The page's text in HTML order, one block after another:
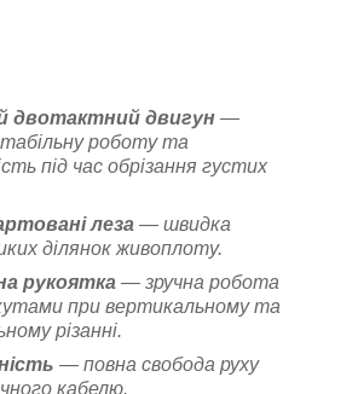
двотактний двигун —
роботу та
під час обрізання густих
леза — швидка
ділянок живоплоту.
рукоятка — зручна робота
при вертикальному та
різанні.
— повна свобода руху
кабелю.